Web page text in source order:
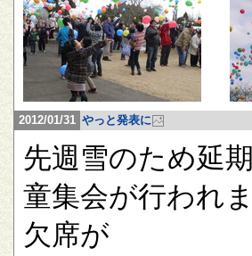
2012/01/31 やっと発表に
先週雪のため延
童集会が行われ
欠席が